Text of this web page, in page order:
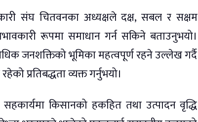
संघ चितवनका अध्यक्षले दक्ष, सबल र सक्षम
रूपमा समाधान गर्न सकिने बताउनुभयो।
जनशक्तिको भूमिका महत्वपूर्ण रहने उल्लेख गर्दै
प्रतिबद्धता व्यक्त गर्नुभयो।
किसानको हकहित तथा उत्पादन वृद्धि